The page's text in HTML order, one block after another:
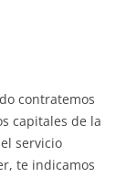
contratemos
capitales de la
servicio
te indicamos